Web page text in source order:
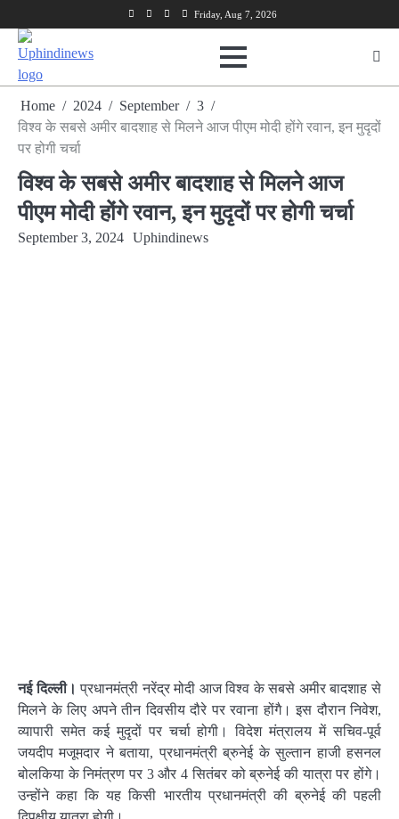
to
content
Facebook
TwitterYoutubeLinkedin
Friday, Aug 7, 2026
Home 2024 September
3
विश्व के सबसे अमीर बादशाह से मिलने आज पीएम मोदी होंगे रवान, इन मुदृदों
पर होगी चर्चा
विश्व के सबसे अमीर बादशाह से मिलने आज
पीएम मोदी होंगे रवान, इन मुदृदों पर होगी चर्चा
September 3, 2024 Uphindinews
नई दिल्ली। प्रधानमंत्री नरेंद्र मोदी आज विश्व के सबसे अमीर बादशाह से
मिलने के लिए अपने ​तीन दिवसीय दौरे पर रवाना होंगै। इस दौरान निवेश,
व्यापारी समेत कई मुदृदों पर चर्चा होगी। विदेश मंत्रालय में सचिव-पूर्व
जयदीप मजूमदार ने बताया, प्रधानमंत्री ब्रुनेई के सुल्तान हाजी हसनल
बोलकिया के निमंत्रण पर 3 और 4 सितंबर को ब्रुनेई की यात्रा पर होंगे।
उन्होंने कहा कि यह किसी भारतीय प्रधानमंत्री की ब्रुनेई की पहली